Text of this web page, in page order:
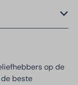
op de
beste